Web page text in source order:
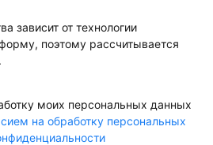
зависит от технологии
поэтому рассчитывается
моих персональных данных
на обработку персональных